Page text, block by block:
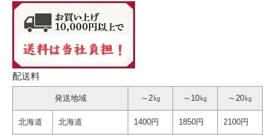
配送料
発送地域 ～2㎏ ～10㎏ ～20㎏
北海道 北海道 1400円 1850円 2100円